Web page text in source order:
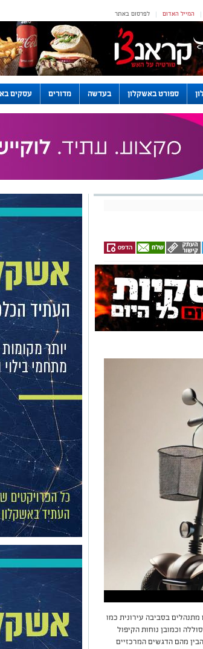
לפרסום באתר | המייל האדום |
ספורט באשקלון בעדשה מדורים עסקים
בסביבה עירונית כמו
וכמובן נוחות הקיפול
מהם הדגשים המרכזיים